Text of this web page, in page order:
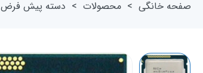
صفحه خانگی > محصولات > دسته پیش فرض